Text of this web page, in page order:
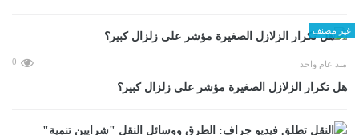
غير مصنف
منذ عام واحد 0
هل تكرار الزلازل الصغيرة مؤشر على زلزال كبير؟